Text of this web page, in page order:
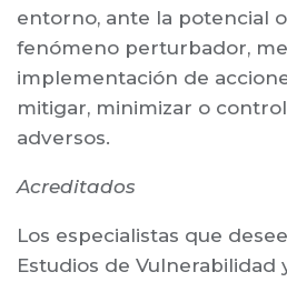
entorno, ante la potencial
fenómeno perturbador,
implementación de
mitigar, minimizar o
adversos.
Acreditados
Los especialistas que
Estudios de Vulnerabilidad